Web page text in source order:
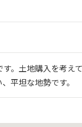
。土地購入を考え
平坦な地勢です。